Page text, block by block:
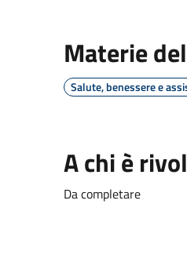
Materie
Salute, benessere e
A chi è
Da completare